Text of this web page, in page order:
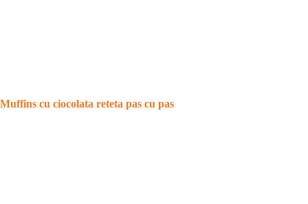
Muffins cu ciocolata reteta pas cu pas